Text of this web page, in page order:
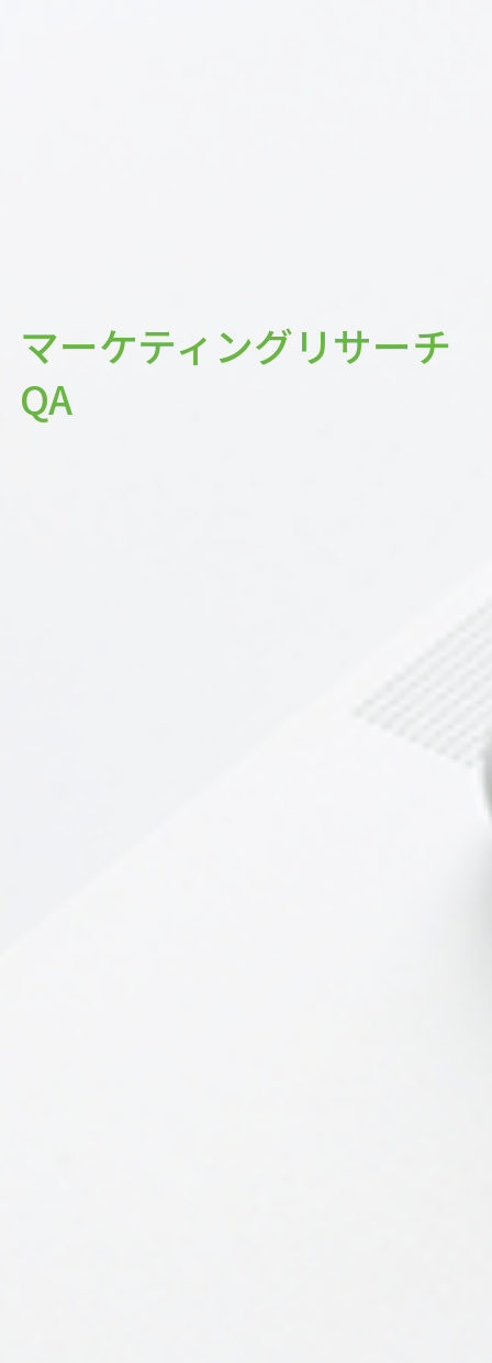
マーケティングリサーチ
QA